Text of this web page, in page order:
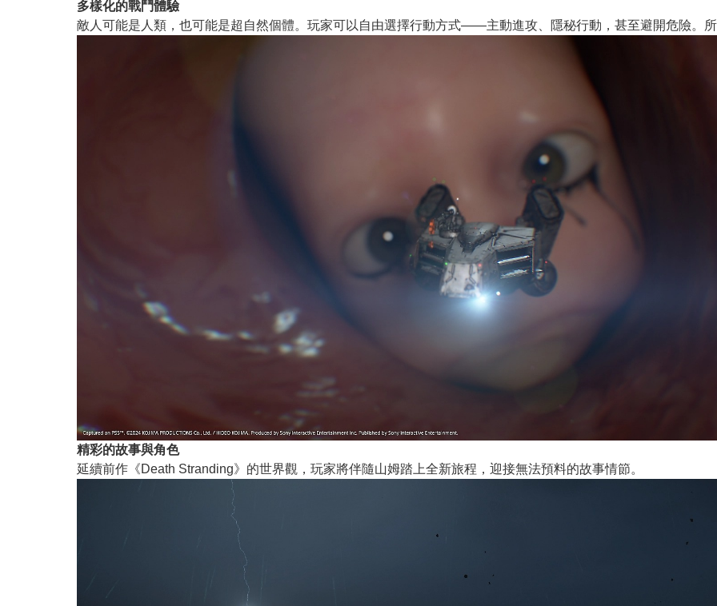
多樣化的戰鬥體驗
敵人可能是人類，也可能是超自然個體。玩家可以自由選擇行動方式——主動進攻、隱秘行動，甚至避開危險。
精彩的故事與角色
延續前作《Death Stranding》的世界觀，玩家將伴隨山姆踏上全新旅程，迎接無法預料的故事情節。